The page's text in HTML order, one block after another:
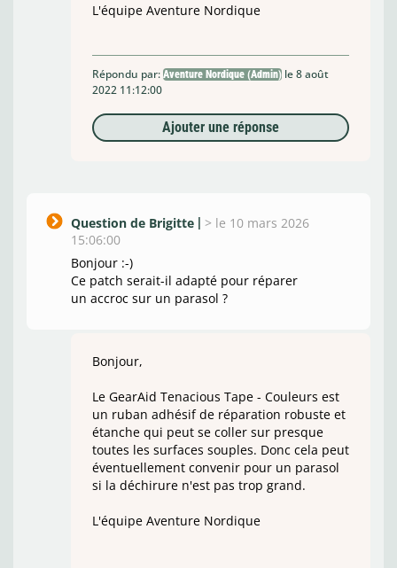
L'équipe Aventure Nordique
Répondu par: Aventure Nordique (Admin) le 8 août
2022 11:12:00
Ajouter une réponse
Question de Brigitte > le 10 mars 2026
15:06:00
Bonjour :-)
Ce patch serait-il adapté pour réparer
un accroc sur un parasol ?
Bonjour,
Le GearAid Tenacious Tape - Couleurs est
un ruban adhésif de réparation robuste et
étanche qui peut se coller sur presque
toutes les surfaces souples. Donc cela peut
éventuellement convenir pour un parasol
si la déchirure n'est pas trop grand.
L'équipe Aventure Nordique